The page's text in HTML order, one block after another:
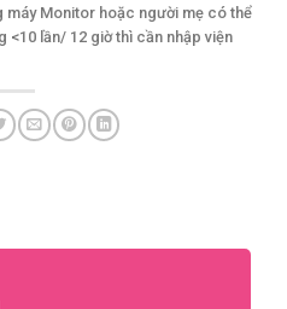
Monitor hoặc người mẹ có thể
lần/ 12 giờ thì cần nhập viện